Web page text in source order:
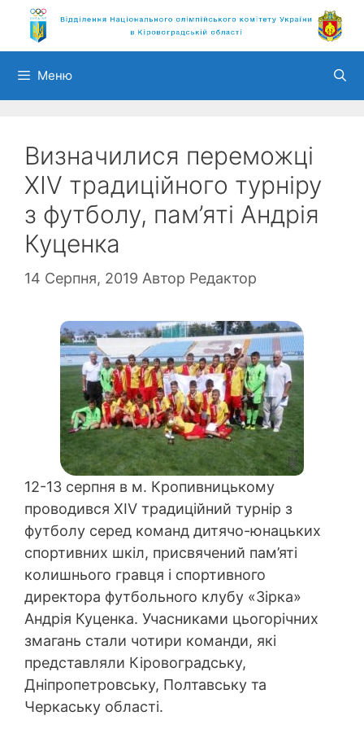
Перейти
вмісту
Меню
Визначилися переможці
ХІV традиційного турніру
з футболу, пам’яті Андрія
Куценка
14 Серпня, 2019 Автор Редактор
12-13 серпня в м. Кропивницькому
проводився ХІV традиційний турнір з
футболу серед команд дитячо-юнацьких
спортивних шкіл, присвячений пам’яті
колишнього гравця і спортивного
директора футбольного клубу «Зірка»
Андрія Куценка. Учасниками цьогорічних
змагань стали чотири команди, які
представляли Кіровоградську,
Дніпропетровську, Полтавську та
Черкаську області.